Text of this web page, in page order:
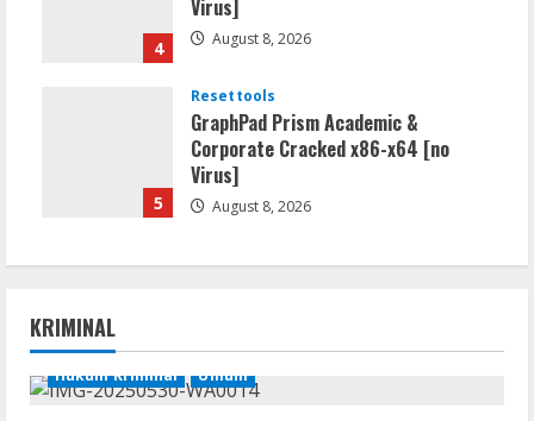
4
Virus]
August 8, 2026
5
Resettools
GraphPad Prism Academic &
Corporate Cracked x86-x64 [no
Virus]
August 8, 2026
KRIMINAL
Hukum Kriminal Umum